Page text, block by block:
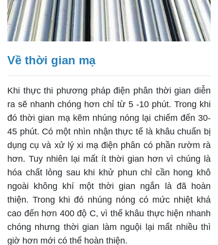
Về thời gian mạ
Khi thực thi phương pháp điện phân thời gian diễn
ra sẽ nhanh chóng hơn chỉ từ 5 -10 phút. Trong khi
đó thời gian mạ kẽm nhúng nóng lại chiếm đến 30-
45 phút. Có một nhìn nhận thực tế là khâu chuẩn bị
dụng cụ và xử lý xi mạ điện phân có phần rườm rà
hơn. Tuy nhiên lại mất ít thời gian hơn vì chúng là
hóa chất lỏng sau khi khử phun chỉ cần hong khô
ngoài không khí một thời gian ngắn là đã hoàn
thiện. Trong khi đó nhúng nóng có mức nhiệt khá
cao đến hơn 400 độ C, vì thế khâu thực hiện nhanh
chóng nhưng thời gian làm nguội lại mất nhiều thì
giờ hơn mới có thể hoàn thiện.